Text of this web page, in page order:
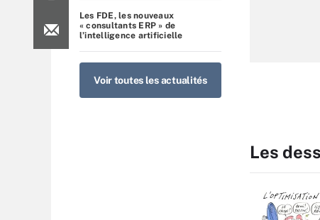
Les FDE, les nouveaux
« consultants ERP » de
l’intelligence artificielle
Voir toutes les actualités
Les